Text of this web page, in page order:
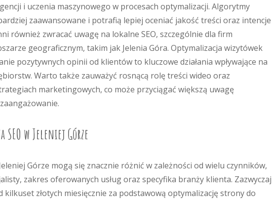
i uczenia maszynowego w procesach optymalizacji. Algorytmy
zaawansowane i potrafią lepiej oceniać jakość treści oraz intencje
również zwracać uwagę na lokalne SEO, szczególnie dla firm
geograficznym, takim jak Jelenia Góra. Optymalizacja wizytówek
pozytywnych opinii od klientów to kluczowe działania wpływające na
Warto także zauważyć rosnącą rolę treści wideo oraz
marketingowych, co może przyciągać większą uwagę
SEO w Jeleniej Górze
Górze mogą się znacznie różnić w zależności od wielu czynników,
zakres oferowanych usług oraz specyfika branży klienta. Zazwyczaj
kilkuset złotych miesięcznie za podstawową optymalizację strony do